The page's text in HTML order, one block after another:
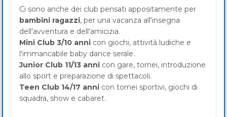
Ci sono anche dei club pensati appositamente per
bambini ragazzi, per una vacanza all'insegna
dell'avventura e dell'amicizia.
Mini Club 3/10 anni con giochi, attività ludiche e
l'immancabile baby dance serale.
Junior Club 11/13 anni con gare, tornei, introduzione
allo sport e preparazione di spettacoli.
Teen Club 14/17 anni con tornei sportivi, giochi di
squadra, show e cabaret.